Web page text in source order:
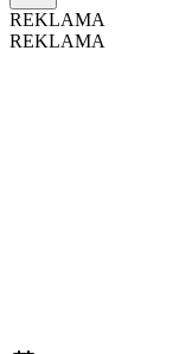
REKLAMA
REKLAMA